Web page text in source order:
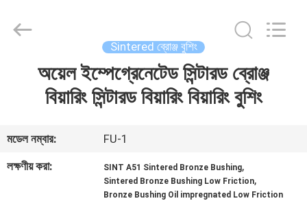
ভিডিও
Bearing
Co.,Ltd.
Sintered ব্রোঞ্জ বুশিং
অয়েল ইম্পেগ্রেনেটেড সিন্টারড ব্রোঞ্জ
বিয়ারিং সিন্টারড বিয়ারিং বিয়ারিং বুশিং
মডেল নম্বার:
FU-1
লক্ষণীয় করা:
SINT A51 Sintered Bronze Bushing,
Sintered Bronze Bushing Low Friction,
Bronze Bushing Oil impregnated Low Friction